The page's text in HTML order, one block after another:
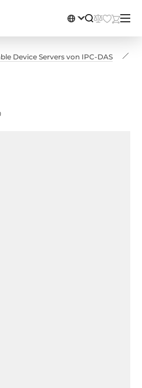
Device Servers von IPC-DAS